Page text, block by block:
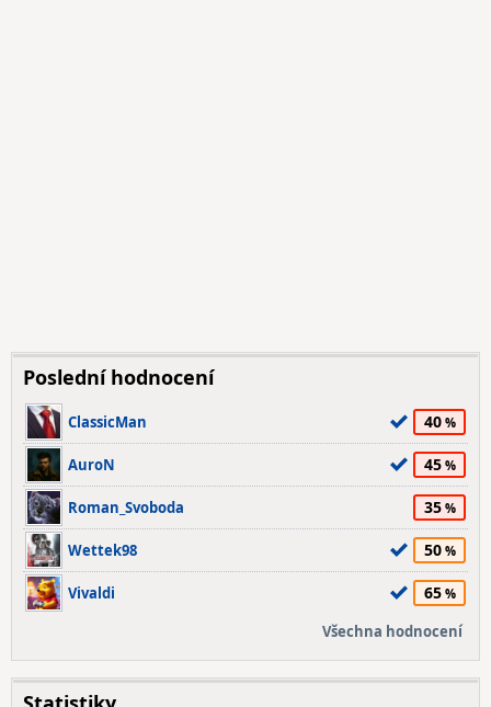
Poslední hodnocení
ClassicMan 40
AuroN 45
Roman_Svoboda 35
Wettek98 50
Vivaldi 65
Všechna hodnocení